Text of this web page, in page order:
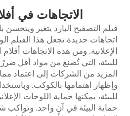
الاتجاهات في
فيلم التصفيح البارد يتغير ويتحسن
اتجاهات جديدة تجعل هذا الفيلم
الإعلانية. ومن هذه الاتجاهات
للبيئة، التي تُصنع من مواد أقل
المزيد من الشركات إلى اعتماد
وإظهار اهتمامها بالكوكب.
للبيئة، يمكنها حماية اللوحات
حماية البيئة في آنٍ واحد. وتواكب